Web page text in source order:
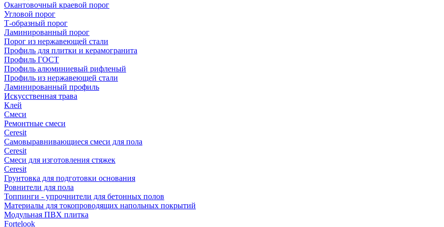
Окантовочный краевой порог
Угловой порог
Т-образный порог
Ламинированный порог
Порог из нержавеющей стали
Профиль для плитки и керамогранита
Профиль ГОСТ
Профиль алюминиевый рифленый
Профиль из нержавеющей стали
Ламинированный профиль
Искусственная трава
Клей
Смеси
Ремонтные смеси
Ceresit
Самовыравнивающиеся смеси для пола
Ceresit
Смеси для изготовления стяжек
Ceresit
Грунтовка для подготовки основания
Ровнители для пола
Топпинги - упрочнители для бетонных полов
Материалы для токопроводящих напольных покрытий
Модульная ПВХ плитка
Fortelook